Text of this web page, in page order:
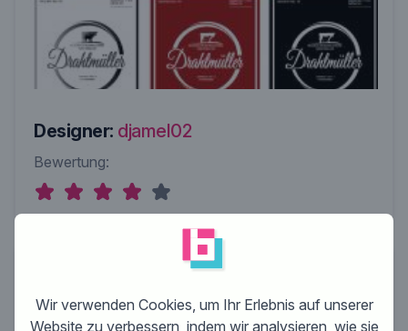
Designer: djamel02
Bewertung:
Wir verwenden Cookies, um Ihr Erlebnis auf unserer
Website zu verbessern, indem wir analysieren, wie sie